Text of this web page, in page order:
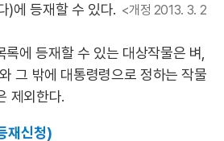
)에 등재할 수 있다. <개정 2013. 3. 2
에 등재할 수 있는 대상작물은 벼,
그 밖에 대통령령으로 정하는 작물
제외한다.
재신청)